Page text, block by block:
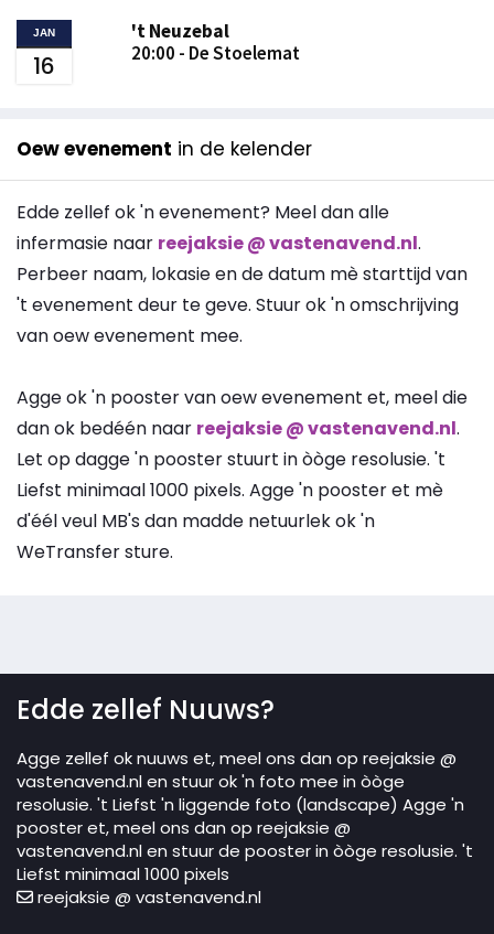
JAN
16
't Neuzebal
20:00 - De Stoelemat
Oew evenement in de kelender
Edde zellef ok 'n evenement? Meel dan alle
infermasie naar reejaksie @ vastenavend.nl.
Perbeer naam, lokasie en de datum mè starttijd van
't evenement deur te geve. Stuur ok 'n omschrijving
van oew evenement mee.
Agge ok 'n pooster van oew evenement et, meel die
dan ok bedéén naar reejaksie @ vastenavend.nl.
Let op dagge 'n pooster stuurt in òòge resolusie. 't
Liefst minimaal 1000 pixels. Agge 'n pooster et mè
d'éél veul MB's dan madde netuurlek ok 'n
WeTransfer sture.
Edde zellef Nuuws?
Agge zellef ok nuuws et, meel ons dan op reejaksie @
vastenavend.nl en stuur ok 'n foto mee in òòge
resolusie. 't Liefst 'n liggende foto (landscape) Agge 'n
pooster et, meel ons dan op reejaksie @
vastenavend.nl en stuur de pooster in òòge resolusie. 't
Liefst minimaal 1000 pixels
reejaksie @ vastenavend.nl